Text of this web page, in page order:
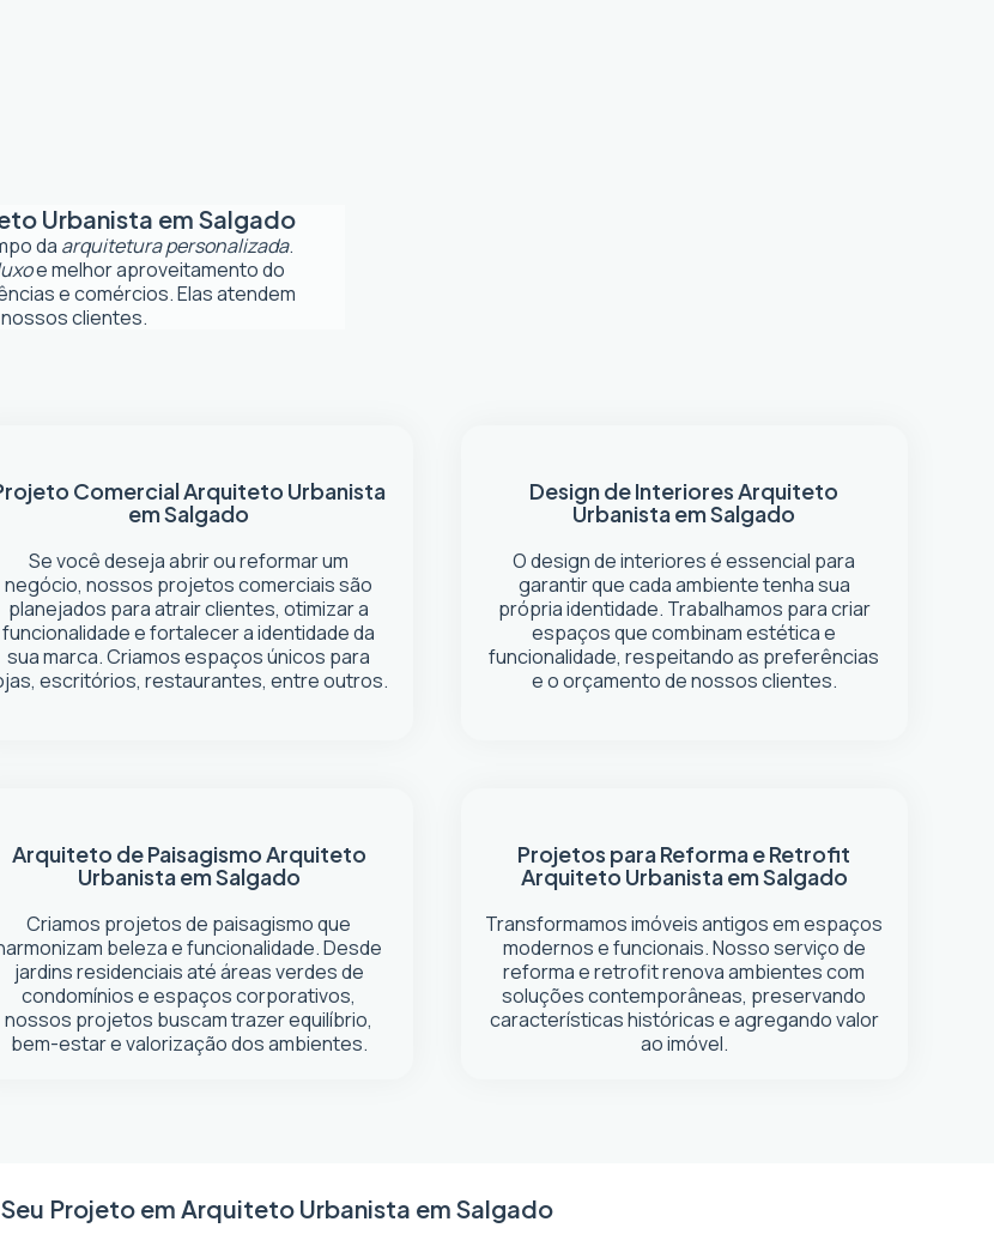
Urbanista em Salgado
da arquitetura personalizada.
e melhor aproveitamento do
e comércios. Elas atendem
clientes.
ComercialArquiteto Urbanista
em Salgado
Se você deseja abrir ou reformar um
negócio, nossos projetos comerciais são
planejados para atrair clientes, otimizar a
funcionalidade e fortalecer a identidade da
sua marca. Criamos espaços únicos para
escritórios, restaurantes, entre outros.
Design de InterioresArquiteto
Urbanista em Salgado
O design de interiores é essencial para
garantir que cada ambiente tenha sua
própria identidade. Trabalhamos para criar
espaços que combinam estética e
funcionalidade, respeitando as preferências
e o orçamento de nossos clientes.
Arquiteto de PaisagismoArquiteto
Urbanista em Salgado
Criamos projetos de paisagismo que
beleza e funcionalidade. Desde
jardins residenciais até áreas verdes de
condomínios e espaços corporativos,
nossos projetos buscam trazer equilíbrio,
bem-estar e valorização dos ambientes.
Projetos para Reforma e Retrofit
Arquiteto Urbanista em Salgado
Transformamos imóveis antigos em espaços
modernos e funcionais. Nosso serviço de
reforma e retrofit renova ambientes com
soluções contemporâneas, preservando
características históricas e agregando valor
ao imóvel.
Projeto em Arquiteto Urbanista em Salgado